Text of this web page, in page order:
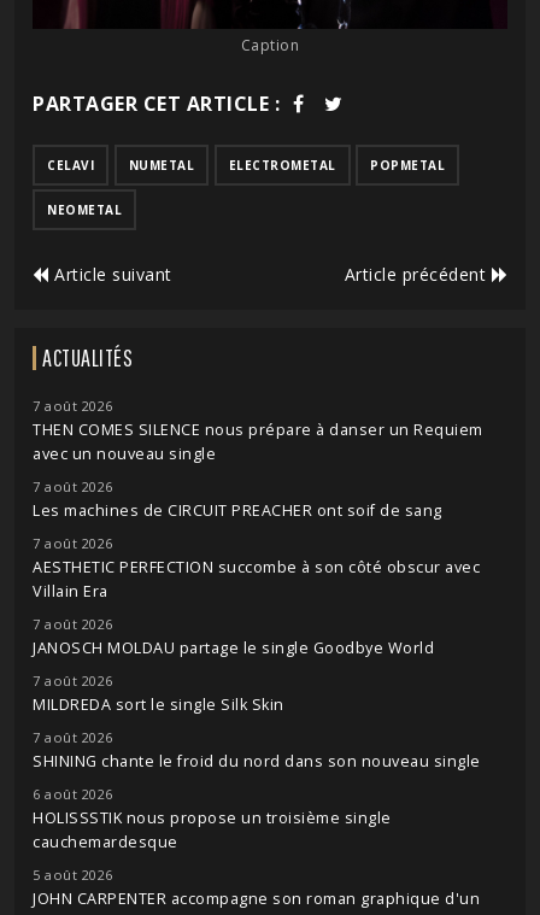
Caption
PARTAGER CET ARTICLE :
CELAVI NUMETAL ELECTROMETAL POPMETAL
NEOMETAL
Article suivant Article précédent
ACTUALITÉS
7 août 2026
THEN COMES SILENCE nous prépare à danser un Requiem
avec un nouveau single
7 août 2026
Les machines de CIRCUIT PREACHER ont soif de sang
7 août 2026
AESTHETIC PERFECTION succombe à son côté obscur avec
Villain Era
7 août 2026
JANOSCH MOLDAU partage le single Goodbye World
7 août 2026
MILDREDA sort le single Silk Skin
7 août 2026
SHINING chante le froid du nord dans son nouveau single
6 août 2026
HOLISSSTIK nous propose un troisième single
cauchemardesque
5 août 2026
JOHN CARPENTER accompagne son roman graphique d'un